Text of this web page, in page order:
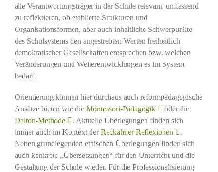
alle Verantwortungsträger in der Schule relevant, umfassend
zu reflektieren, ob etablierte Strukturen und
Organisationsformen, aber auch inhaltliche Schwerpunkte
des Schulsystems den angestrebten Werten freiheitlich
demokratischer Gesellschaften entsprechen bzw. welchen
Veränderungen und Weiterentwicklungen es im System
bedarf.
Orientierung können hier durchaus auch reformpädagogische
Ansätze bieten wie die Montessori-Pädagogik
oder die
Dalton-Methode
. Aktuelle Überlegungen finden sich
immer auch im Kontext derReckahner Reflexionen
.
Neben grundlegenden ethischen Überlegungen finden sich
auch konkrete „Übersetzungen“ für den Unterricht und die
Gestaltung der Schule wieder. Für die Professionalisierung